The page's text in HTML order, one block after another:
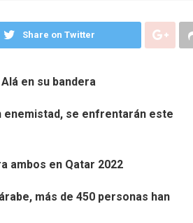
Share on Twitter
en su bandera
enemistad, se enfrentarán este
ambos en Qatar 2022
más de 450 personas han